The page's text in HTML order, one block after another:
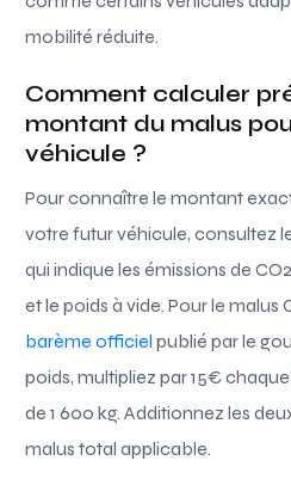
mobilité réduite.
Comment calculer
montant du malus
véhicule ?
Pour connaître le montant
votre futur véhicule, consultez
qui indique les émissions de
et le poids à vide. Pour le malus
barème officiel publié par le
poids, multipliez par 15€
de 1 600 kg. Additionnez les
malus total applicable.